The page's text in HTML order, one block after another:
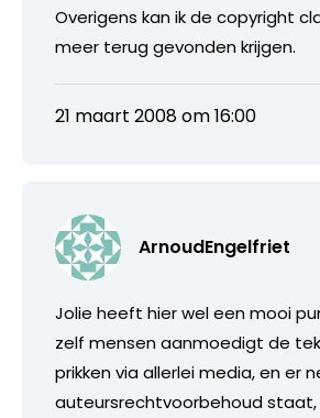
Overigens kan ik de copyright
meer terug gevonden krijgen.
21 maart 2008 om 16:00
ArnoudEngelfriet
Jolie heeft hier wel een mooi
zelf mensen aanmoedigt de
prikken via allerlei media, en er
auteursrechtvoorbehoud staat,